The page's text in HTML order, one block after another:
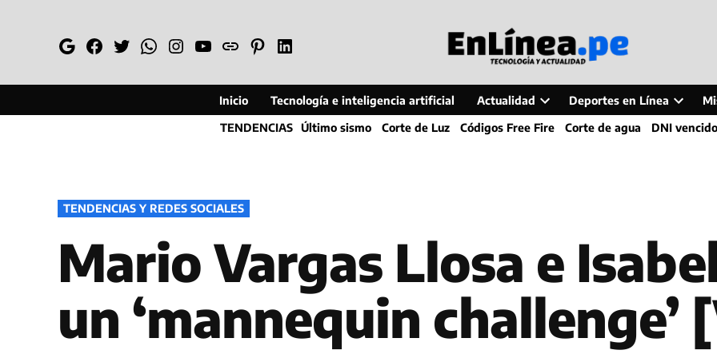
GoogleFacebook
TwitterWhatsapp
Instagram
YouTube
WebPinterestLinkedin
Inicio Tecnología e inteligencia artificial Actualidad
Open
dropdown
Deportes en Línea
Open
dropdown
TENDENCIAS Último sismo Corte de Luz Códigos Free Fire Corte de agua DNI vencido
PUBLICADO
EN
TENDENCIAS Y REDES SOCIALES
Mario Vargas Llosa e
un ‘mannequin challenge’